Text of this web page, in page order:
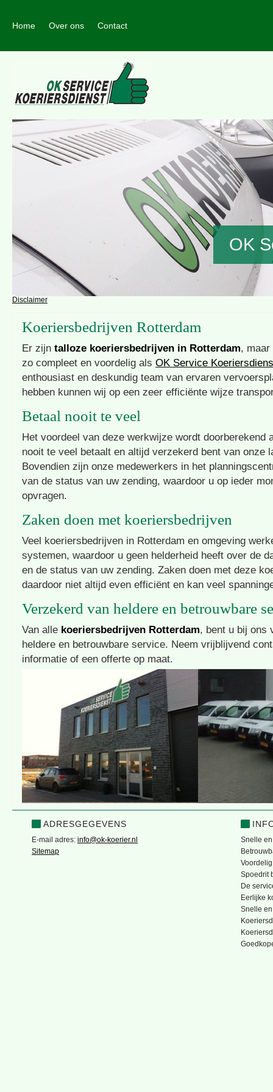
Home Over ons Contact
OK
Disclaimer
Koeriersbedrijven Rotterdam
Er zijn talloze koeriersbedrijven in Rotterdam,
zo compleet en voordelig als OK Service
enthousiast en deskundig team van ervaren
hebben kunnen wij op een zeer efficiënte wijze
Betaal nooit te veel
Het voordeel van deze werkwijze wordt doorberekend
nooit te veel betaalt en altijd verzekerd bent van onze
Bovendien zijn onze medewerkers in het
van de status van uw zending, waardoor u op ieder
opvragen.
Zaken doen met koeriersbedrijven
Veel koeriersbedrijven in Rotterdam en omgeving
systemen, waardoor u geen helderheid heeft over de
en de status van uw zending. Zaken doen met deze
daardoor niet altijd even efficiënt en kan veel
Verzekerd van heldere en betrouwbare
Van alle koeriersbedrijven Rotterdam, bent u bij ons
heldere en betrouwbare service. Neem vrijblijvend
informatie of een offerte op maat.
ADRESGEGEVENS
E-mail adres: info@ok-koerier.nl
Sitemap
Snelle
Spoedrit
De
Eerlijke
Snelle